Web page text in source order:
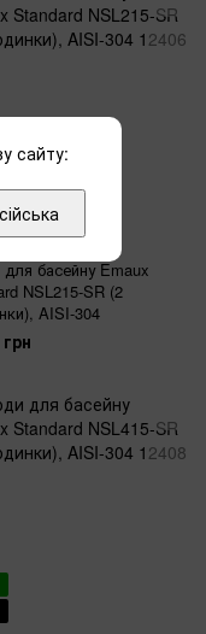
басейну Emaux
NSL215-SR (2
AISI-304
сайту: